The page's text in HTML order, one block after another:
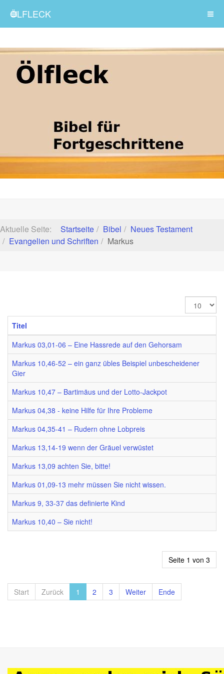
ÖLFLECK
Aktuelle Seite: Startseite Bibel
Neues Testament
Evangelien und Schriften
Markus
Anzeige
#
Titel
Markus 03,01-06 – Eine Hassrede auf den Gehorsam
Markus 10,46-52 – ein ganz übles Beispiel unbescheidener
Gier
Markus 10,47 – Bartimäus und der Lotto-Jackpot
Markus 04,38 - keine Hilfe für Ihre Probleme
Markus 04,35-41 – Rudern ohne Lobpreis
Markus 13,14-19 wenn der Gräuel verwüstet
Markus 13,09 achten Sie, bitte!
Markus 01,09-13 mehr müssen Sie nicht wissen.
Markus 9, 33-37 das definierte Kind
Markus 10,40 – Sie nicht!
Seite 1 von 3
Start Zurück 1 2 3 Weiter Ende